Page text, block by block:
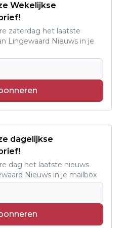
Wekelijkse
zaterdag het laatste
Lingewaard Nieuws in je
dagelijkse
dag het laatste nieuws
Nieuws in je mailbox